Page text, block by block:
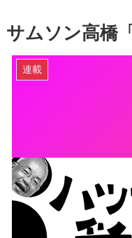
サムソン高橋
連載